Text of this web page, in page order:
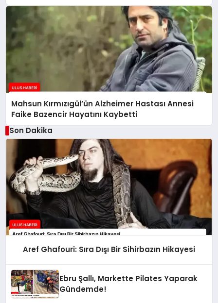
Mahsun Kırmızıgül’ün Alzheimer Hastası Annesi
Faike Bazencir Hayatını Kaybetti
Son Dakika
Aref Ghafouri: Sıra Dışı Bir Sihirbazın Hikayesi
Ebru Şallı, Markette Pilates Yaparak
Gündemde!